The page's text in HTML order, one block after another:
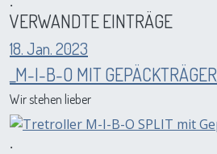
VERWANDTE EINTRÄGE
18. Jan. 2023
_M-I-B-O MIT GEPÄCKTRÄGER_
Wir stehen lieber
.